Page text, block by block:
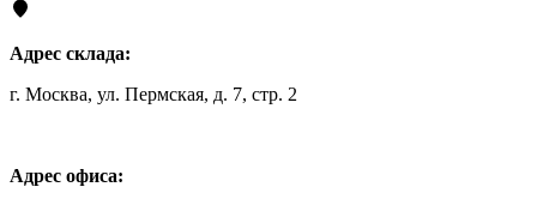
Адрес склада:
г. Москва, ул. Пермская, д. 7, стр. 2
Адрес офиса: